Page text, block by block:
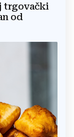
trgovački
od